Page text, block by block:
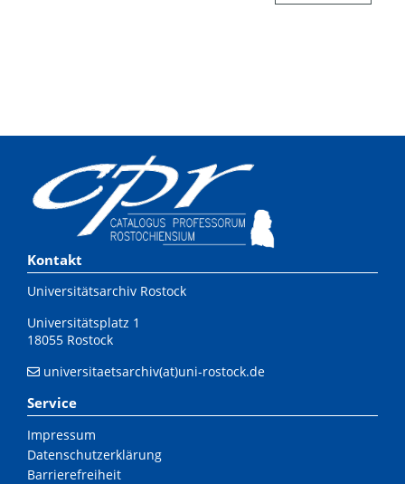
Kontakt
Universitätsarchiv Rostock
Universitätsplatz 1
18055 Rostock
universitaetsarchiv(at)uni-rostock.de
Service
Impressum
Datenschutzerklärung
Barrierefreiheit